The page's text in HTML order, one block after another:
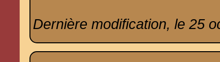
Dernière modification, le 25